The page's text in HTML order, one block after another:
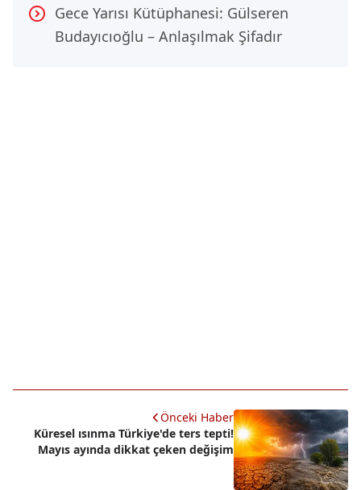
Gece Yarısı Kütüphanesi: Gülseren
Budayıcıoğlu – Anlaşılmak Şifadır
Önceki Haber
Küresel ısınma Türkiye'de ters tepti!
Mayıs ayında dikkat çeken değişim